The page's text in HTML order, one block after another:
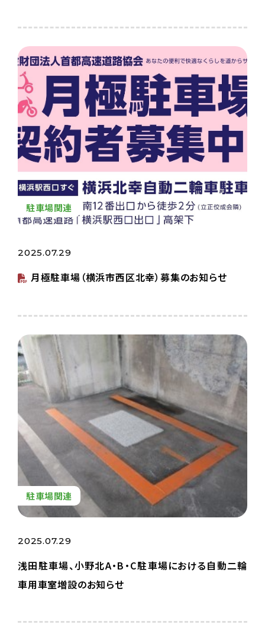
駐車場関連
2025.07.29
月極駐車場（横浜市西区北幸）募集のお知らせ
駐車場関連
2025.07.29
浅田駐車場、小野北A・B・C駐車場における自動二輪
車用車室増設のお知らせ